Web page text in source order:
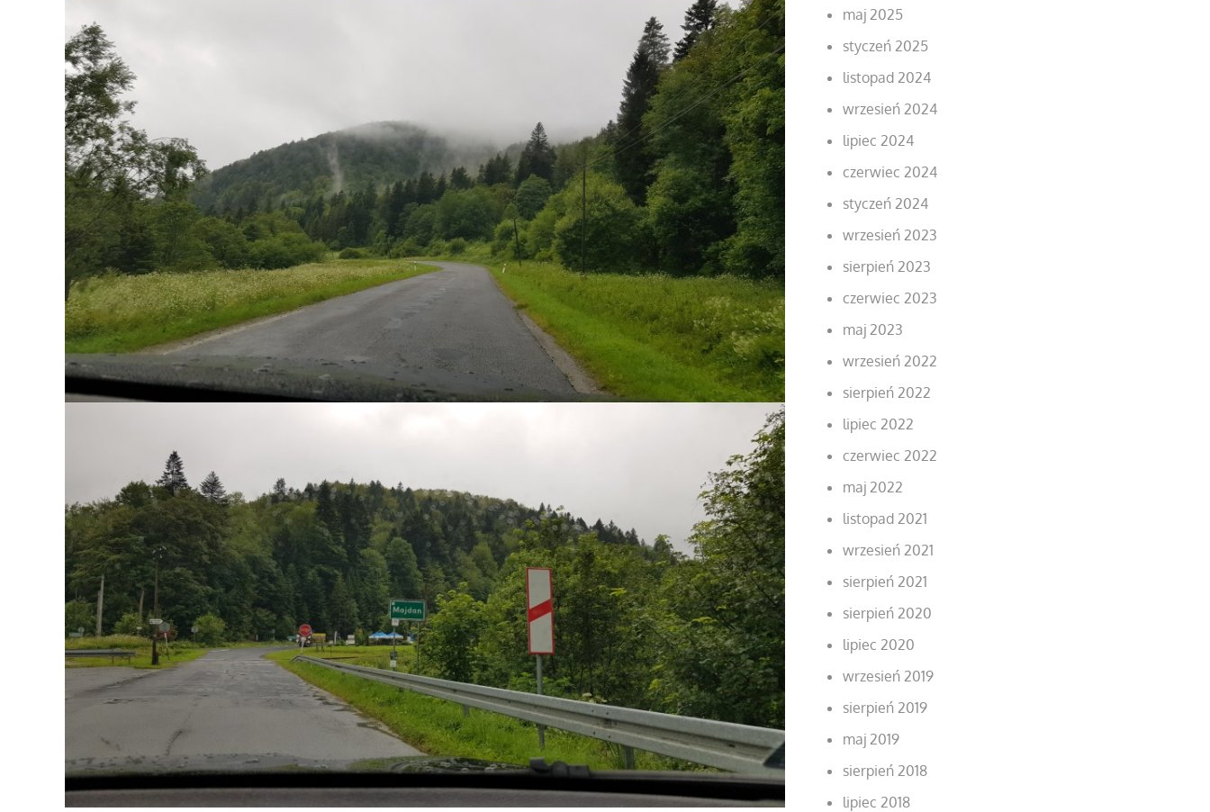
maj 2025
styczeń 2025
listopad 2024
wrzesień 2024
lipiec 2024
czerwiec 2024
styczeń 2024
wrzesień 2023
sierpień 2023
czerwiec 2023
maj 2023
wrzesień 2022
sierpień 2022
lipiec 2022
czerwiec 2022
maj 2022
listopad 2021
wrzesień 2021
sierpień 2021
sierpień 2020
lipiec 2020
wrzesień 2019
sierpień 2019
maj 2019
sierpień 2018
lipiec 2018